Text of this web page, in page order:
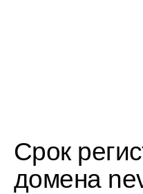
Срок
домена